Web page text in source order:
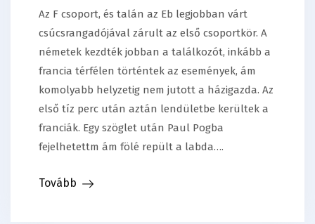
Az F csoport, és talán az Eb legjobban várt
csúcsrangadójával zárult az első csoportkör. A
németek kezdték jobban a találkozót, inkább a
francia térfélen történtek az események, ám
komolyabb helyzetig nem jutott a házigazda. Az
első tíz perc után aztán lendületbe kerültek a
franciák. Egy szöglet után Paul Pogba
fejelhetettm ám fölé repült a labda….
Tovább